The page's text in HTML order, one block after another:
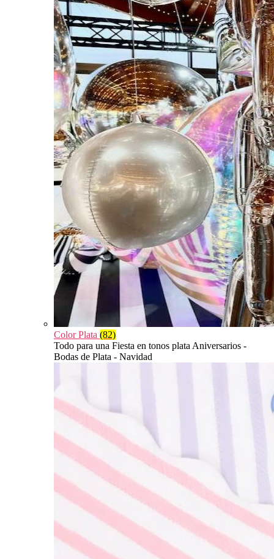
Color Plata (82)
Todo para una Fiesta en tonos plata Aniversarios -
Bodas de Plata - Navidad